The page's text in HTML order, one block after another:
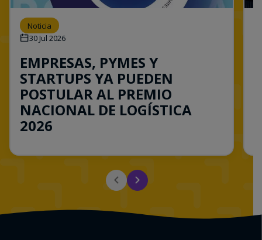
Noticia
30 Jul 2026
EMPRESAS, PYMES Y
STARTUPS YA PUEDEN
POSTULAR AL PREMIO
NACIONAL DE LOGÍSTICA
2026